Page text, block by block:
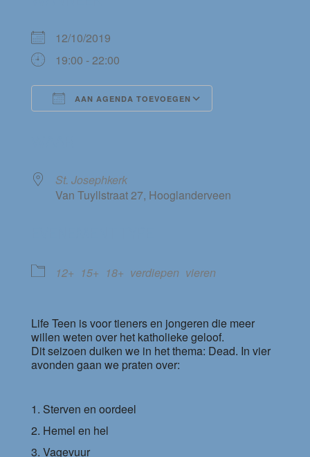
12/10/2019
19:00 - 22:00
AAN AGENDA TOEVOEGEN
St. Josephkerk
Van Tuyllstraat 27, Hooglanderveen
12+ 15+ 18+ verdiepen vieren
Life Teen is voor tieners en jongeren die meer
willen weten over het katholieke geloof.
Dit seizoen duiken we in het thema: Dead. In vier
avonden gaan we praten over:
Sterven en oordeel
Hemel en hel
Vagevuur